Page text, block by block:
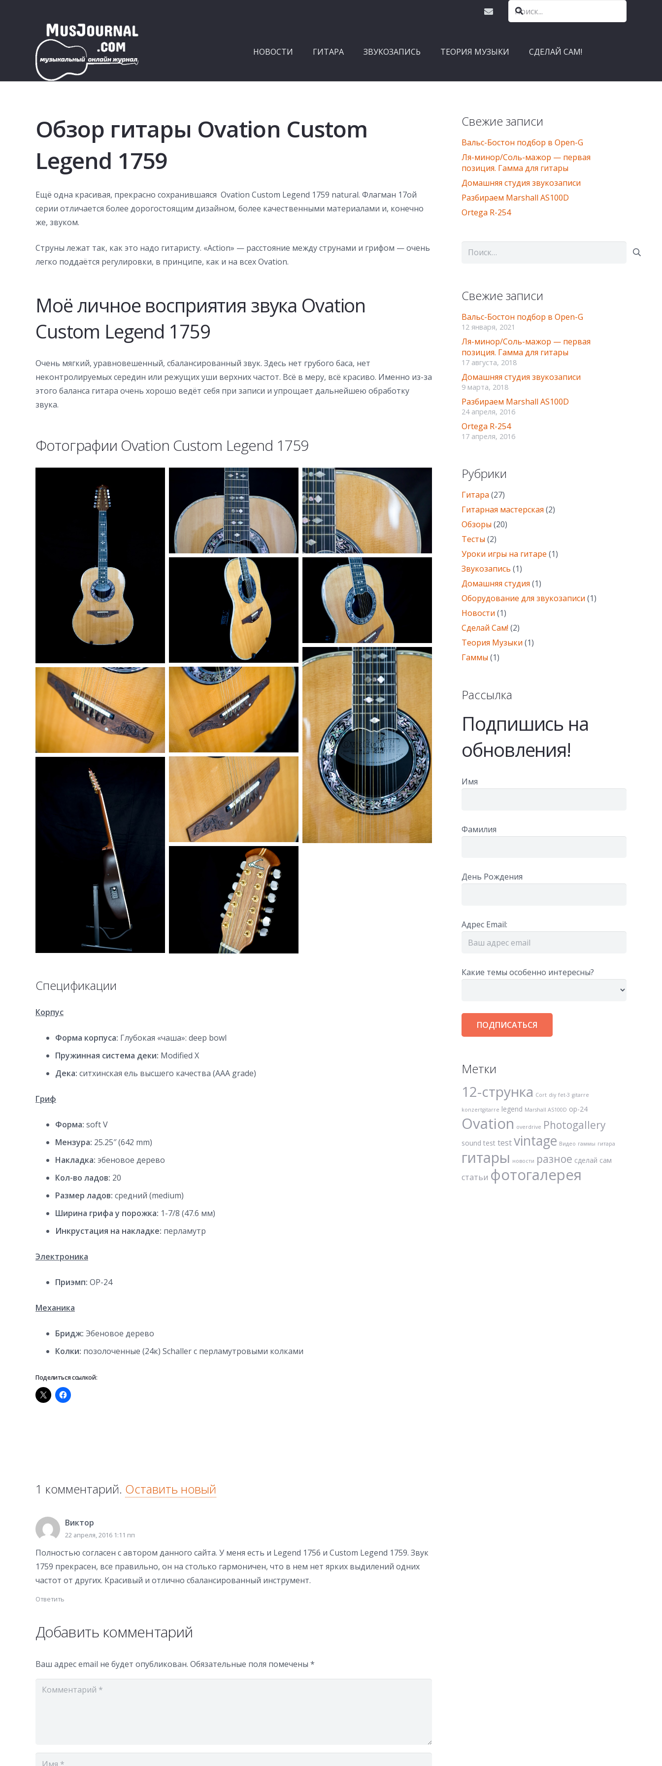
НОВОСТИ ГИТАРА ЗВУКОЗАПИСЬ ТЕОРИЯ МУЗЫКИ СДЕЛАЙ САМ!
Обзор гитары Ovation Custom
Legend 1759
Ещё одна красивая, прекрасно сохранившаяся Ovation Custom Legend 1759 natural. Флагман 17ой
серии отличается более дорогостоящим дизайном, более качественными материалами и, конечно
же, звуком.
Струны лежат так, как это надо гитаристу. «Action» — расстояние между струнами и грифом — очень
легко поддаётся регулировки, в принципе, как и на всех Ovation.
Моё личное восприятия звука Ovation
Custom Legend 1759
Очень мягкий, уравновешенный, сбалансированный звук. Здесь нет грубого баса, нет
неконтролируемых середин или режущих уши верхних частот. Всё в меру, всё красиво. Именно из-за
этого баланса гитара очень хорошо ведёт себя при записи и упрощает дальнейшею обработку
звука.
Фотографии Ovation Custom Legend 1759
Спецификации
Корпус
Форма корпуса: Глубокая «чаша»: deep bowl
Пружинная система деки: Modified X
Дека: ситхинская ель высшего качества (AAA grade)
Гриф
Форма: soft V
Мензура: 25.25″ (642 mm)
Накладка: эбеновое дерево
Кол-во ладов: 20
Размер ладов: средний (medium)
Ширина грифа у порожка: 1-7/8 (47.6 мм)
Инкрустация на накладке: перламутр
Электроника
Приэмп: OP-24
Механика
Бридж: Эбеновое дерево
Колки: позолоченные (24к) Schaller c перламутровыми колками
Поделиться ссылкой:
1 комментарий. Оставить новый
Виктор
22 апреля, 2016 1:11 пп
Полностью согласен с автором данного сайта. У меня есть и Legend 1756 и Custom Legend 1759. Звук
1759 прекрасен, все правильно, он на столько гармоничен, что в нем нет ярких выдилений одних
частот от других. Красивый и отлично сбалансированный инструмент.
Ответить
Добавить комментарий
Ваш адрес email не будет опубликован. Обязательные поля помечены *
Свежие записи
Вальс-Бостон подбор в Оpen-G
Ля-минор/Соль-мажор — первая
позиция. Гамма для гитары
Домашняя студия звукозаписи
Разбираем Marshall AS100D
Ortega R-254
Найти:
Свежие записи
Вальс-Бостон подбор в Оpen-G
12 января, 2021
Ля-минор/Соль-мажор — первая
позиция. Гамма для гитары
17 августа, 2018
Домашняя студия звукозаписи
9 марта, 2018
Разбираем Marshall AS100D
24 апреля, 2016
Ortega R-254
17 апреля, 2016
Рубрики
Гитара (27)
Гитарная мастерская (2)
Обзоры (20)
Тесты (2)
Уроки игры на гитаре (1)
Звукозапись (1)
Домашняя студия (1)
Оборудование для звукозаписи (1)
Новости (1)
Сделай Сам! (2)
Теория Музыки (1)
Гаммы (1)
Рассылка
Подпишись на
обновления!
Имя
Фамилия
День Рождения
Адрес Email:
Какие темы особенно интересны?
Метки
12-струнка Cort diy fet-3 gitarre
konzertgitarre legend Marshall AS100D op-24
Ovation overdrive Photogallery
sound test test vintage Видео гаммы гитара
гитары новости разное сделай сам
статьи фотогалерея